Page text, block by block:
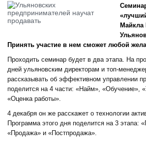
Майкла
Принять участие в нем сможет любой
Проходить семинар будет в два этапа. На
дней ульяновским директорам и топ-
рассказывать об эффективном управлении
поделится на 4 части: «Найм», «Обучение»,
«Оценка работы».
4 декабря он же расскажет о технологии
Программа этого дня поделится на 3 этапа:
«Продажа» и «Постпродажа».